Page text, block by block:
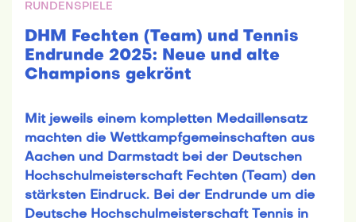
RUNDENSPIELE
DHM Fechten (Team) und Tennis
Endrunde 2025: Neue und alte
Champions gekrönt
Mit jeweils einem kompletten Medaillensatz
machten die Wettkampfgemeinschaften aus
Aachen und Darmstadt bei der Deutschen
Hochschulmeisterschaft Fechten (Team) den
stärksten Eindruck. Bei der Endrunde um die
Deutsche Hochschulmeisterschaft Tennis in